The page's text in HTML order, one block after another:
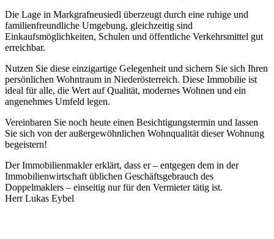
Die Lage in Markgrafneusiedl überzeugt durch eine ruhige und
familienfreundliche Umgebung, gleichzeitig sind
Einkaufsmöglichkeiten, Schulen und öffentliche Verkehrsmittel gut
erreichbar.
Nutzen Sie diese einzigartige Gelegenheit und sichern Sie sich Ihren
persönlichen Wohntraum in Niederösterreich. Diese Immobilie ist
ideal für alle, die Wert auf Qualität, modernes Wohnen und ein
angenehmes Umfeld legen.
Vereinbaren Sie noch heute einen Besichtigungstermin und lassen
Sie sich von der außergewöhnlichen Wohnqualität dieser Wohnung
begeistern!
Der Immobilienmakler erklärt, dass er – entgegen dem in der
Immobilienwirtschaft üblichen Geschäftsgebrauch des
Doppelmaklers – einseitig nur für den Vermieter tätig ist.
Herr Lukas Eybel